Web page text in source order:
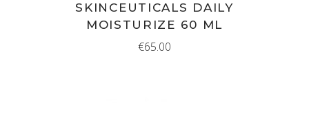
SKINCEUTICALS DAILY
MOISTURIZE 60 ML
€65.00